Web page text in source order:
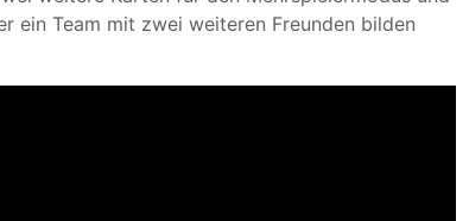
ein Team mit zwei weiteren Freunden bilden